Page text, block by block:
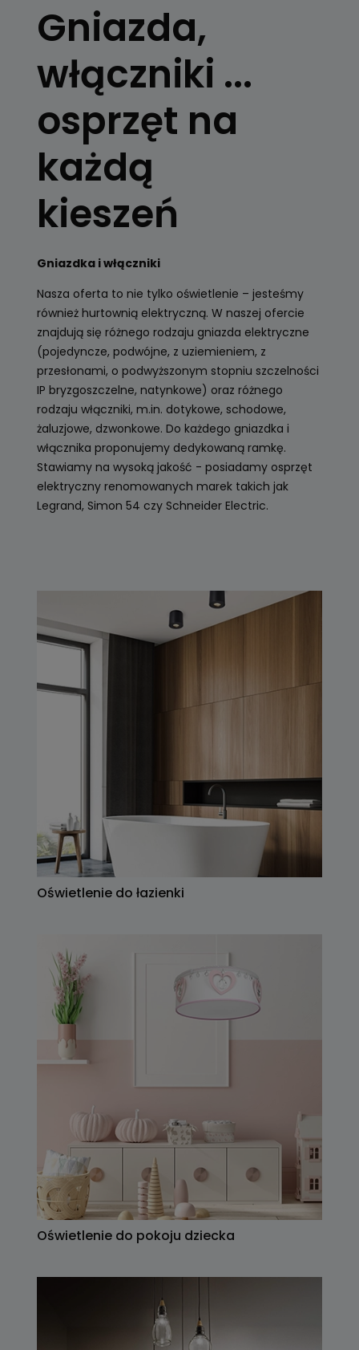
Gniazda,
włączniki ...
osprzęt na
każdą
kieszeń
Gniazdka i włączniki
Nasza oferta to nie tylko oświetlenie – jesteśmy
również hurtownią elektryczną. W naszej ofercie
znajdują się różnego rodzaju gniazda elektryczne
(pojedyncze, podwójne, z uziemieniem, z
przesłonami, o podwyższonym stopniu szczelności
IP bryzgoszczelne, natynkowe) oraz różnego
rodzaju włączniki, m.in. dotykowe, schodowe,
żaluzjowe, dzwonkowe. Do każdego gniazdka i
włącznika proponujemy dedykowaną ramkę.
Stawiamy na wysoką jakość - posiadamy osprzęt
elektryczny renomowanych marek takich jak
Legrand, Simon 54 czy Schneider Electric.
Oświetlenie do łazienki
Oświetlenie do pokoju dziecka